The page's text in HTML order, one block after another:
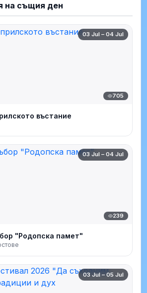
на същия ден
03 Jul – 04 Jul
705
въстание
03 Jul – 04 Jul
239
"Родопска памет"
03 Jul – 05 Jul